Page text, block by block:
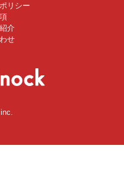
リシー
介
せ